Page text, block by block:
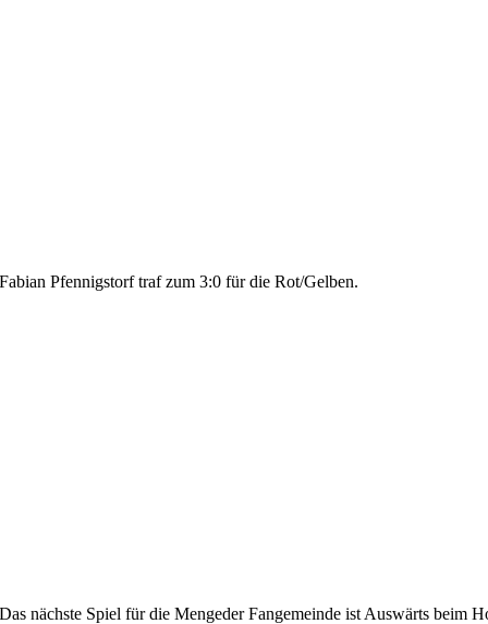
Fabian Pfennigstorf traf zum 3:0 für die Rot/Gelben.
Das nächste Spiel für die Mengeder Fangemeinde ist Auswärts beim